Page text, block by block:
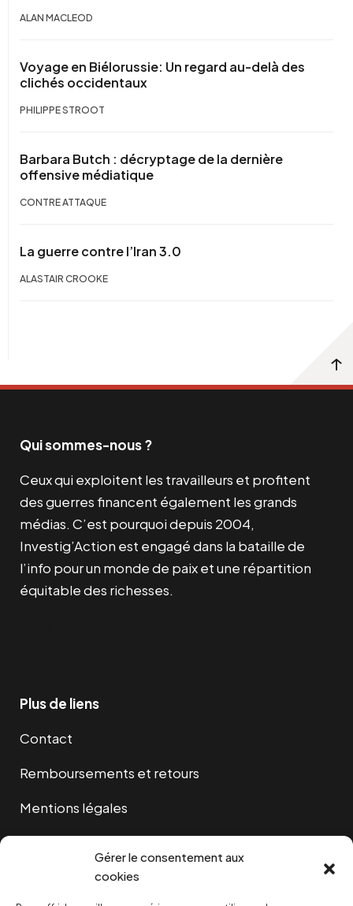
Gérer le consentement aux
cookies
ALAN MACLEOD
Voyage en Biélorussie: Un regard au-delà des
clichés occidentaux
PHILIPPE STROOT
Barbara Butch : décryptage de la dernière
offensive médiatique
CONTRE ATTAQUE
La guerre contre l’Iran 3.0
ALASTAIR CROOKE
Qui sommes-nous ?
Ceux qui exploitent les travailleurs et profitent
des guerres financent également les grands
médias. C’est pourquoi depuis 2004,
Investig’Action est engagé dans la bataille de
l’info pour un monde de paix et une répartition
équitable des richesses.
Plus de liens
Contact
Remboursements et retours
Mentions légales